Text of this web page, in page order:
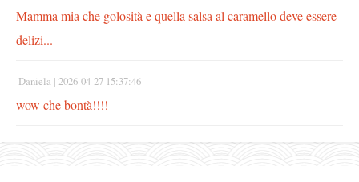
Mamma mia che golosità e quella salsa al caramello deve essere
delizi...
Daniela | 2026-04-27 15:37:46
wow che bontà!!!!